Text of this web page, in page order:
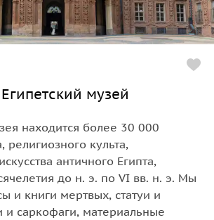
музей
находится более 30 000
религиозного культа,
античного Египта,
до н. э. по VI вв. н. э. Мы
и книги мертвых, статуи и
саркофаги, материальные